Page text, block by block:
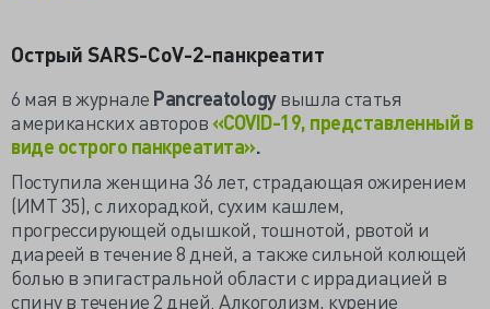
Острый SARS-CoV-2-панкреатит
6 мая в журнале Pancreatologyвышла статья
американских авторов«COVID-19, представленный в
виде острого панкреатита».
Поступила женщина 36 лет, страдающая ожирением
(ИМТ 35), с лихорадкой, сухим кашлем,
прогрессирующей одышкой, тошнотой, рвотой и
диареей в течение 8 дней, а также сильной колющей
болью в эпигастральной области с иррадиацией в
спину в течение 2 дней. Алкоголизм, курение